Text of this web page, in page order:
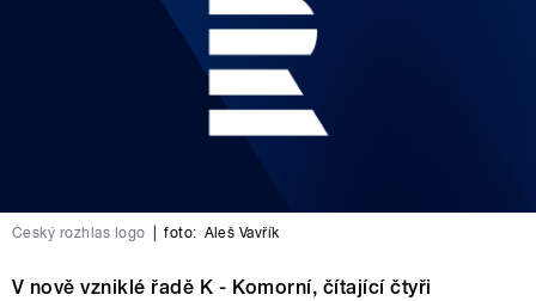
Český rozhlas logo foto: Aleš Vavřík
V nově vzniklé řadě K - Komorní, čítající čtyři